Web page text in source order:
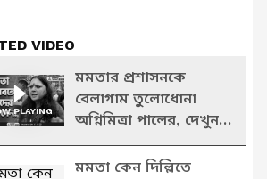
VIDEO
PLAYING
মমতার প্রশাসনকে
বেলাগাম তুলোধোনা
অগ্নিমিত্রা পালের, দেখুন
কী বললেন বিজেপি নেত্রী
মমতা কেন দিল্লিতে